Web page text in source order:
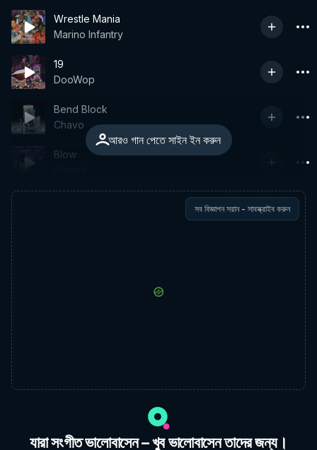
Wrestle Mania
Marino Infantry
19
DooWop
আরও গান পেতে সাইন ইন করুন
Bend Block
Chavo
Blow
সব বিজ্ঞাপন সরান - সাবস্ক্রাইব করুন
যারা সংগীত ভালোবাসেন – খুব ভালোবাসেন তাদের জন্য।